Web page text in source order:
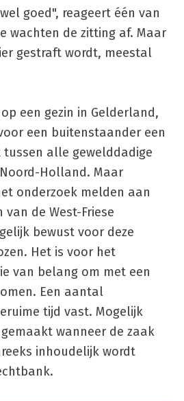
goed", reageert één van
wachten de zitting af. Maar
gestraft wordt, meestal
een gezin in Gelderland,
een buitenstaander een
tussen alle gewelddadige
Holland. Maar
onderzoek melden aan
van de West-Friese
bewust voor deze
Het is voor het
van belang om met een
Een aantal
tijd vast. Mogelijk
wanneer de zaak
inhoudelijk wordt